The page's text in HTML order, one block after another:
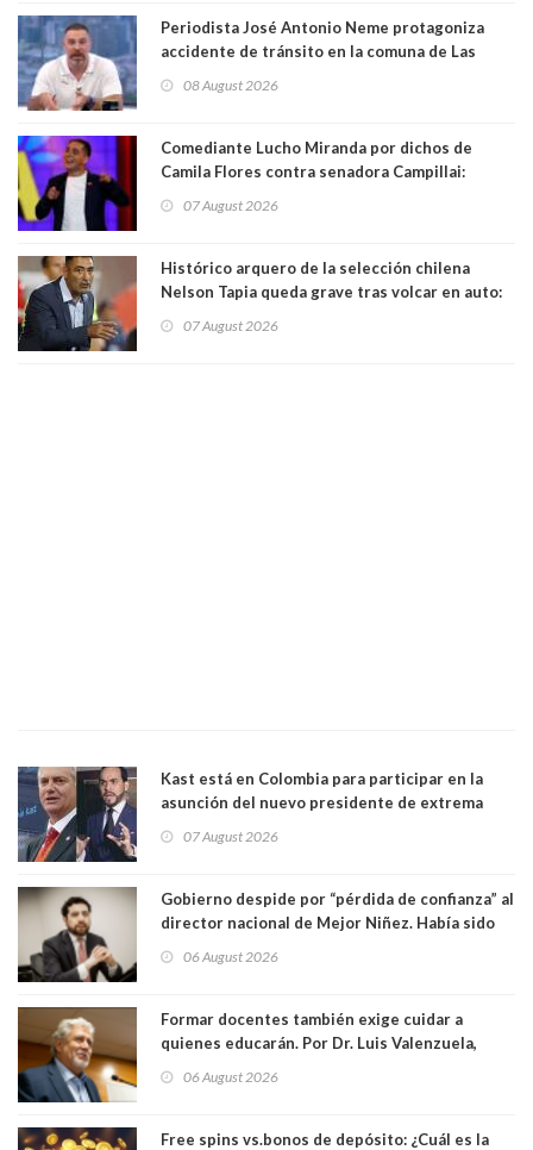
Periodista José Antonio Neme protagoniza
accidente de tránsito en la comuna de Las
08 August 2026
Comediante Lucho Miranda por dichos de
Camila Flores contra senadora Campillai:
forma de quitar dignidad"
07 August 2026
Histórico arquero de la selección chilena
Nelson Tapia queda grave tras volcar en auto:
07 August 2026
Kast está en Colombia para participar en la
asunción del nuevo presidente de extrema
07 August 2026
Gobierno despide por “pérdida de confianza” al
director nacional de Mejor Niñez. Había sido
06 August 2026
Formar docentes también exige cuidar a
quienes educarán. Por Dr. Luis Valenzuela,
Académicos U. Católica Silva Henríquez
06 August 2026
Free spins vs.bonos de depósito: ¿Cuál es la